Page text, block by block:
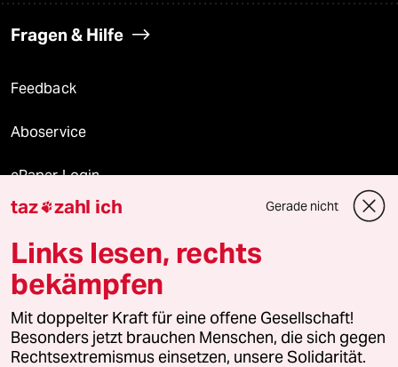
Fragen & Hilfe
Feedback
Aboservice
ePaper Login
Downloads für Abonnierende
© 2026 taz Verlags und Vertriebs GmbH
Alle Rechte vorbehalten. Bei rechtlichen Fragen oder für Genehmigungen
wenden Sie sich bitte an lizenzen@taz.de
taz zahl ich Gerade nicht
Links lesen, rechts
bekämpfen
Mit doppelter Kraft für eine offene Gesellschaft!
Besonders jetzt brauchen Menschen, die sich gegen
Rechtsextremismus einsetzen, unsere Solidarität.